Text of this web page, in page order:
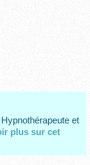
et
plus sur cet